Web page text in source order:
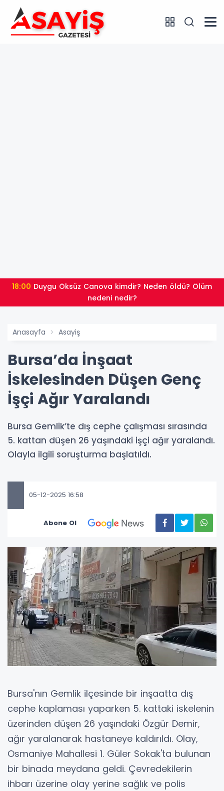
18:00
nedeni nedir?
Anasayfa Asayiş
Bursa’da İnşaat
İskelesinden Düşen Genç
İşçi Ağır Yaralandı
Bursa Gemlik’te dış cephe çalışması sırasında
5. kattan düşen 26 yaşındaki işçi ağır yaralandı.
Olayla ilgili soruşturma başlatıldı.
05-12-2025 16:58
Abone Ol
Bursa'nın Gemlik ilçesinde bir inşaatta dış
cephe kaplaması yaparken 5. kattaki iskelenin
üzerinden düşen 26 yaşındaki Özgür Demir,
ağır yaralanarak hastaneye kaldırıldı. Olay,
Osmaniye Mahallesi 1. Güler Sokak'ta bulunan
bir binada meydana geldi. Çevredekilerin
ihbarı üzerine olay yerine sağlık ve polis